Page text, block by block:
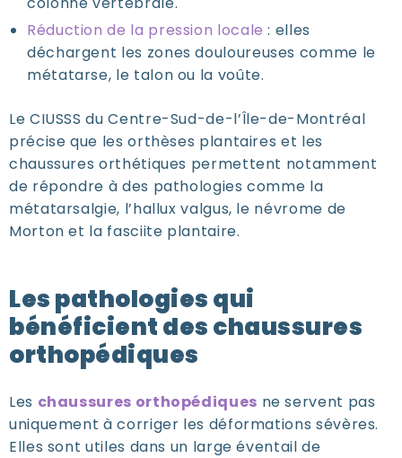
Réduction de la pression locale : elles
déchargent les zones douloureuses comme le
métatarse, le talon ou la voûte.
Le CIUSSS du Centre-Sud-de-l’Île-de-Montréal
précise que les orthèses plantaires et les
chaussures orthétiques permettent notamment
de répondre à des pathologies comme la
métatarsalgie, l’hallux valgus, le névrome de
Morton et la fasciite plantaire.
Les pathologies qui
bénéficient des chaussures
orthopédiques
Les chaussures orthopédiques ne servent pas
uniquement à corriger les déformations sévères.
Elles sont utiles dans un large éventail de